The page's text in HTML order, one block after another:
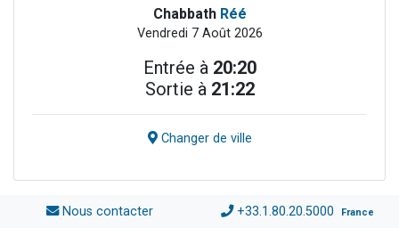
Chabbath Réé
Vendredi 7 Août 2026
Entrée à 20:20
Sortie à 21:22
Changer de ville
Nous contacter +33.1.80.20.5000 France